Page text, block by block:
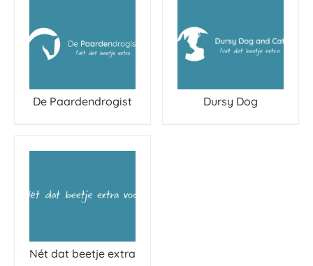
De Paardendrogist Dursy Dog
Nét dat beetje extra